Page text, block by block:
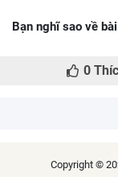
Bạn nghĩ sao về
0
Copyright ©